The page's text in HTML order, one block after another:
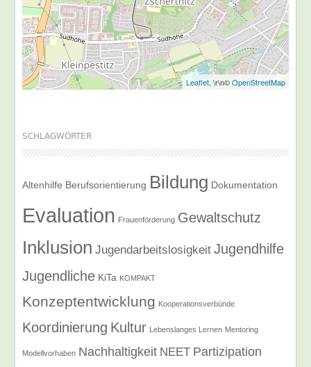
Leaflet, \r\n©OpenStreetMap
SCHLAGWÖRTER
Altenhilfe Berufsorientierung Bildung Dokumentation
Evaluation Frauenförderung Gewaltschutz
Inklusion Jugendarbeitslosigkeit Jugendhilfe
Jugendliche KiTa KOMPAKT
Konzeptentwicklung Kooperationsverbünde
Koordinierung Kultur Lebenslanges Lernen Mentoring
Modellvorhaben Nachhaltigkeit NEET Partizipation